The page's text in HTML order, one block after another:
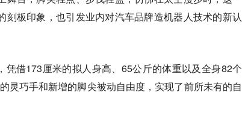
刻板印象，也引发业内对汽车品牌造机器人技术的新认
借173厘米的拟人身高、65公斤的体重以及全身82个
灵巧手和新增的脚尖被动自由度，实现了前所未有的自